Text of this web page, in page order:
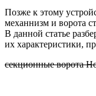
Позже к этому
механнизм и ворота
В данной статье
их характеристики,
секционные ворота